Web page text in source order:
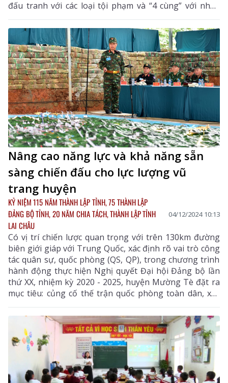
đấu tranh với các loại tội phạm và “4 cùng” với nhân
dân. Qua đó, góp phần tô thắm truyền thống vẻ vang
của lực lượng Bộ đội Biên phòng (BĐBP).
Nâng cao năng lực và khả năng sẵn
sàng chiến đấu cho lực lượng vũ
trang huyện
KỶ NIỆM 115 NĂM THÀNH LẬP TỈNH, 75 THÀNH LẬP
ĐẢNG BỘ TỈNH, 20 NĂM CHIA TÁCH, THÀNH LẬP TỈNH
LAI CHÂU
04/12/2024 10:13
Có vị trí chiến lược quan trọng với trên 130km đường
biên giới giáp với Trung Quốc, xác định rõ vai trò công
tác quân sự, quốc phòng (QS, QP), trong chương trình
hành động thực hiện Nghị quyết Đại hội Đảng bộ lần
thứ XX, nhiệm kỳ 2020 - 2025, huyện Mường Tè đặt ra
mục tiêu: củng cố thế trận quốc phòng toàn dân, xây
dựng khu vực phòng thủ (KVPT) vững chắc. Để thực
hiện thắng lợi mục tiêu đã đề ra, cấp ủy, chính quyền,
lực lượng vũ trang (LLVT) huyện Mường Tè đã chủ
động, triển khai đồng bộ các giải pháp.